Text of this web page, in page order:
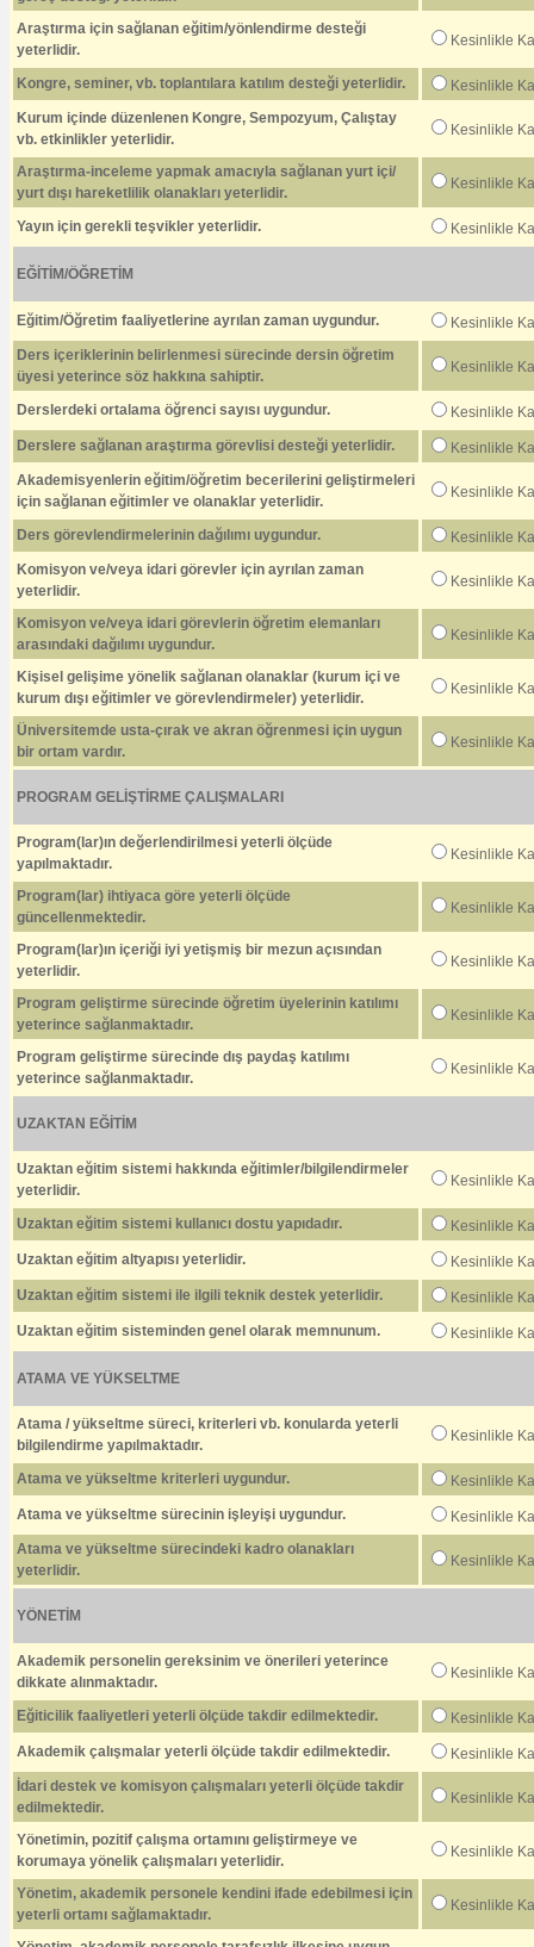
Araştırma için sağlanan eğitim/yönlendirme desteği
yeterlidir.
Kesinlikle
Kongre, seminer, vb. toplantılara katılım desteği yeterlidir.
Kesinlikle
Kurum içinde düzenlenen Kongre, Sempozyum, Çalıştay
vb. etkinlikler yeterlidir.
Kesinlikle
Araştırma-inceleme yapmak amacıyla sağlanan yurt içi/
yurt dışı hareketlilik olanakları yeterlidir.
Kesinlikle
Yayın için gerekli teşvikler yeterlidir. Kesinlikle
EĞİTİM/ÖĞRETİM
Eğitim/Öğretim faaliyetlerine ayrılan zaman uygundur.
Kesinlikle
Ders içeriklerinin belirlenmesi sürecinde dersin öğretim
üyesi yeterince söz hakkına sahiptir.
Kesinlikle
Derslerdeki ortalama öğrenci sayısı uygundur.
Kesinlikle
Derslere sağlanan araştırma görevlisi desteği yeterlidir.
Kesinlikle
Akademisyenlerin eğitim/öğretim becerilerini geliştirmeleri
için sağlanan eğitimler ve olanaklar yeterlidir.
Kesinlikle
Ders görevlendirmelerinin dağılımı uygundur.
Kesinlikle
Komisyon ve/veya idari görevler için ayrılan zaman
yeterlidir.
Kesinlikle
Komisyon ve/veya idari görevlerin öğretim elemanları
arasındaki dağılımı uygundur.
Kesinlikle
Kişisel gelişime yönelik sağlanan olanaklar (kurum içi ve
kurum dışı eğitimler ve görevlendirmeler) yeterlidir.
Kesinlikle
Üniversitemde usta-çırak ve akran öğrenmesi için uygun
bir ortam vardır.
Kesinlikle
PROGRAM GELİŞTİRME ÇALIŞMALARI
Program(lar)ın değerlendirilmesi yeterli ölçüde
yapılmaktadır.
Kesinlikle
Program(lar) ihtiyaca göre yeterli ölçüde
güncellenmektedir.
Kesinlikle
Program(lar)ın içeriği iyi yetişmiş bir mezun açısından
yeterlidir.
Kesinlikle
Program geliştirme sürecinde öğretim üyelerinin katılımı
yeterince sağlanmaktadır.
Kesinlikle
Program geliştirme sürecinde dış paydaş katılımı
yeterince sağlanmaktadır.
Kesinlikle
UZAKTAN EĞİTİM
Uzaktan eğitim sistemi hakkında eğitimler/bilgilendirmeler
yeterlidir.
Kesinlikle
Uzaktan eğitim sistemi kullanıcı dostu yapıdadır.
Kesinlikle
Uzaktan eğitim altyapısı yeterlidir.
Kesinlikle
Uzaktan eğitim sistemi ile ilgili teknik destek yeterlidir.
Kesinlikle
Uzaktan eğitim sisteminden genel olarak memnunum.
Kesinlikle
ATAMA VE YÜKSELTME
Atama / yükseltme süreci, kriterleri vb. konularda yeterli
bilgilendirme yapılmaktadır.
Kesinlikle
Atama ve yükseltme kriterleri uygundur.
Kesinlikle
Atama ve yükseltme sürecinin işleyişi uygundur.
Kesinlikle
Atama ve yükseltme sürecindeki kadro olanakları
yeterlidir.
Kesinlikle
YÖNETİM
Akademik personelin gereksinim ve önerileri yeterince
dikkate alınmaktadır.
Kesinlikle
Eğiticilik faaliyetleri yeterli ölçüde takdir edilmektedir.
Kesinlikle
Akademik çalışmalar yeterli ölçüde takdir edilmektedir.
Kesinlikle
İdari destek ve komisyon çalışmaları yeterli ölçüde takdir
edilmektedir.
Kesinlikle
Yönetimin, pozitif çalışma ortamını geliştirmeye ve
korumaya yönelik çalışmaları yeterlidir.
Kesinlikle
Yönetim, akademik personele kendini ifade edebilmesi için
yeterli ortamı sağlamaktadır.
Kesinlikle